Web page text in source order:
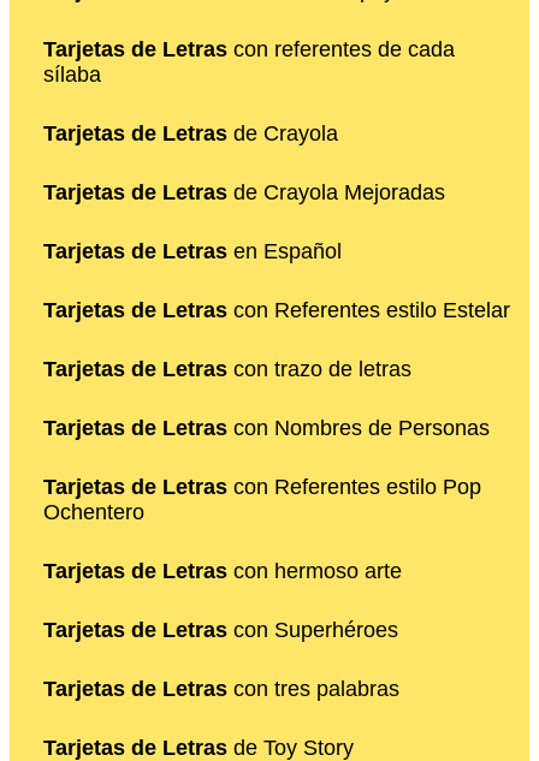
Tarjetas de Letras con referentes de cada
sílaba
Tarjetas de Letras de Crayola
Tarjetas de Letras de Crayola Mejoradas
Tarjetas de Letras en Español
Tarjetas de Letras con Referentes estilo Estelar
Tarjetas de Letras con trazo de letras
Tarjetas de Letras con Nombres de Personas
Tarjetas de Letras con Referentes estilo Pop
Ochentero
Tarjetas de Letras con hermoso arte
Tarjetas de Letras con Superhéroes
Tarjetas de Letras con tres palabras
Tarjetas de Letras de Toy Story